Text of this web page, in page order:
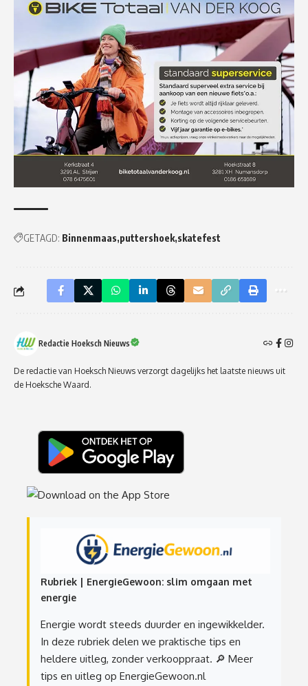
GETAGD: Binnenmaas puttershoek skatefest
Redactie Hoeksch Nieuws
De redactie van Hoeksch Nieuws verzorgt dagelijks het laatste nieuws uit
de Hoeksche Waard.
Rubriek | EnergieGewoon: slim omgaan met
energie
Energie wordt steeds duurder en ingewikkelder.
In deze rubriek delen we praktische tips en
heldere uitleg, zonder verkooppraat. 🔎 Meer
tips en uitleg op EnergieGewoon.nl